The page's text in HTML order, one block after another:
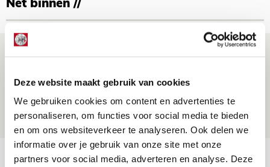
Deze website maakt gebruik van cookies
We gebruiken cookies om content en advertenties te
personaliseren, om functies voor social media te bieden
en om ons websiteverkeer te analyseren. Ook delen we
informatie over je gebruik van onze site met onze
partners voor social media, adverteren en analyse. Deze
Net binnen //
Míchel geeft blessure-update en
aanwinsten
07 AUGUSTUS 2026 - 14:13
NIEUWS
Volop enthousiasme in fotoverslag van